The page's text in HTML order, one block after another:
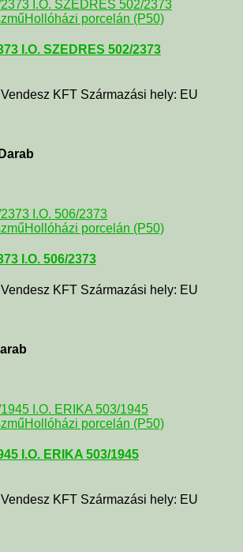
Hollóházi porcelán (P50)
I.O. SZEDRES 502/2373
KFT Származási hely: EU
Hollóházi porcelán (P50)
I.O. 506/2373
KFT Származási hely: EU
Hollóházi porcelán (P50)
I.O. ERIKA 503/1945
KFT Származási hely: EU